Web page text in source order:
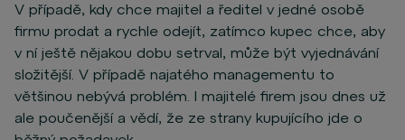
V případě, kdy chce majitel a ředitel v jedné osobě
firmu prodat a rychle odejít, zatímco kupec chce, aby
v ní ještě nějakou dobu setrval, může být vyjednávání
složitější. V případě najatého managementu to
většinou nebývá problém. I majitelé firem jsou dnes už
ale poučenější a vědí, že ze strany kupujícího jde o